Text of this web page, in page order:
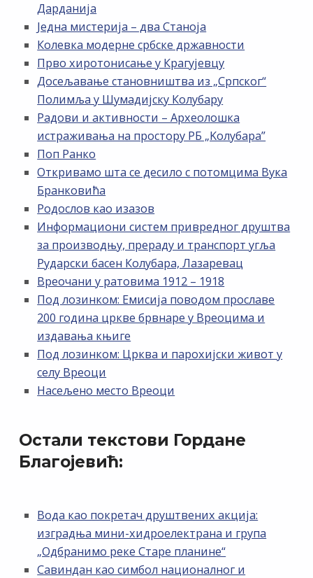
Дарданија
Једна мистерија – два Станоја
Колевка модерне србске државности
Прво хиротонисање у Крагујевцу
Досељавање становништва из „Српског“
Полимља у Шумадијску Колубару
Радови и активности – Археолошка
истраживања на простору РБ „Kолубара”
Поп Ранко
Откривамо шта се десило с потомцима Вука
Бранковића
Родослов као изазов
Информациони систем привредног друштва
за производњу, прераду и транспорт угља
Рударски басен Колубара, Лазаревац
Вреочани у ратовима 1912 – 1918
Под лозинком: Емисија поводом прославе
200 година цркве брвнаре у Вреоцима и
издавања књиге
Под лозинком: Црква и парохијски живот у
селу Вреоци
Насељено место Вреоци
Остали текстови Гордане
Благојевић:
Вода као покретач друштвених акција:
изградња мини-хидроелектрана и група
„Одбранимо реке Старе планине“
Савиндан као симбол националног и